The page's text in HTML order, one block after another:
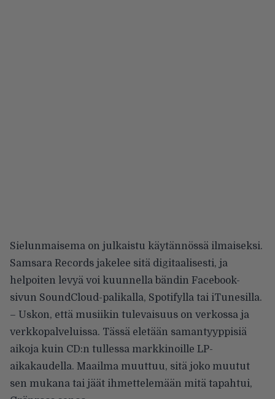
Sielunmaisema on julkaistu käytännössä ilmaiseksi.
Samsara Records jakelee sitä digitaalisesti, ja
helpoiten levyä voi kuunnella bändin Facebook-
sivun SoundCloud-palikalla, Spotifylla tai iTunesilla.
– Uskon, että musiikin tulevaisuus on verkossa ja
verkkopalveluissa. Tässä eletään samantyyppisiä
aikoja kuin CD:n tullessa markkinoille LP-
aikakaudella. Maailma muuttuu, sitä joko muutut
sen mukana tai jäät ihmettelemään mitä tapahtui,